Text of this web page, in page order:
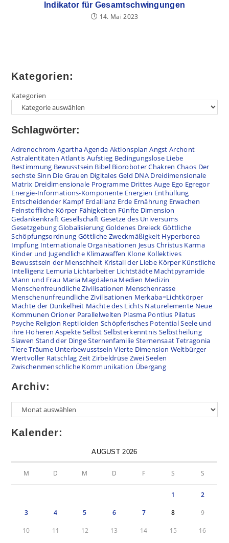
Indikator für Gesamtschwingungen
14. Mai 2023
Kategorien:
Kategorien
Schlagwörter:
Adrenochrom AgarthaAgenda Aktionsplan Angst Archont
Astralentitäten Atlantis Aufstieg Bedingungslose Liebe
Bestimmung Bewusstsein Bibel BioroboterChakren Chaos Der
sechste Sinn Die Grauen Digitales Geld DNA Dreidimensionale
Matrix Dreidimensionale Programme Drittes Auge Ego Egregor
Energie-Informations-Komponente Energien Enthüllung
Entscheidender Kampf Erdallianz Erde Ernährung Erwachen
Feinstoffliche Körper Fähigkeiten Fünfte Dimension
Gedankenkraft Gesellschaft Gesetze des Universums
GesetzgebungGlobalisierung Goldenes Dreieck Göttliche
Schöpfungsordnung Göttliche Zweckmäßigkeit Hyperborea
Impfung Internationale Organisationen Jesus Christus Karma
Kinder und Jugendliche Klimawaffen Klone Kollektives
Bewusstsein der Menschheit Kristall der Liebe Körper Künstliche
Intelligenz Lemuria Lichtarbeiter Lichtstädte Machtpyramide
Mann und Frau Maria Magdalena Medien Medizin
Menschenfreundliche Zivilisationen Menschenrasse
Menschenunfreundliche Zivilisationen Merkaba=Lichtkörper
Mächte der Dunkelheit Mächte des Lichts Naturelemente Neue
Kommunen Orioner Parallelwelten Plasma Pontius Pilatus
Psyche Religion Reptiloiden Schöpferisches PotentialSeele und
ihre Höheren Aspekte Selbst Selbsterkenntnis Selbstheilung
Slawen Stand der DingeSternenfamilie SternensaatTetragonia
TiereTräume Unterbewusstsein Vierte Dimension Weltbürger
Wertvoller Ratschlag ZeitZirbeldrüse Zwei Seelen
Zwischenmenschliche Kommunikation Übergang
Archiv:
Kalender:
AUGUST 2026
M D M D F S S
1 2
3 4 5 6 7 8 9
10 11 12 13 14 15 16